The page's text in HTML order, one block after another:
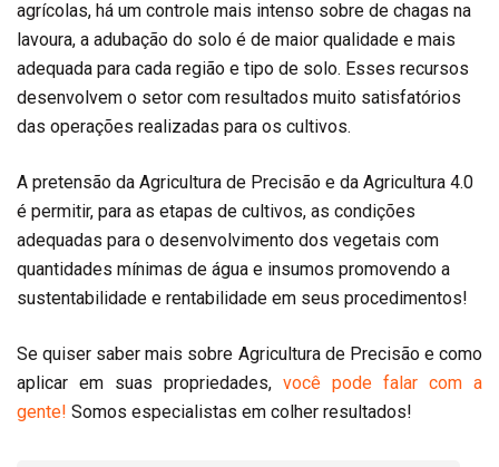
agrícolas, há um controle mais intenso sobre de chagas na
lavoura, a adubação do solo é de maior qualidade e mais
adequada para cada região e tipo de solo. Esses recursos
desenvolvem o setor com resultados muito satisfatórios
das operações realizadas para os cultivos.
A pretensão da Agricultura de Precisão e da Agricultura 4.0
é permitir, para as etapas de cultivos, as condições
adequadas para o desenvolvimento dos vegetais com
quantidades mínimas de água e insumos promovendo a
sustentabilidade e rentabilidade em seus procedimentos!
Se quiser saber mais sobre Agricultura de Precisão e como
aplicar em suas propriedades, você pode falar com a
gente! Somos especialistas em colher resultados!